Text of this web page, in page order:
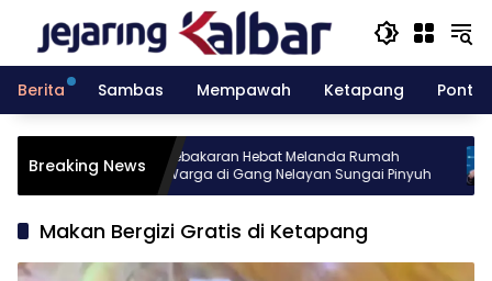
konten
Berita
Sambas Mempawah Ketapang
Breaking News
gelar
10
Kebakaran Hebat Melanda Rumah
Warga di Gang Nelayan Sungai Pinyuh
Makan Bergizi Gratis di Ketapang